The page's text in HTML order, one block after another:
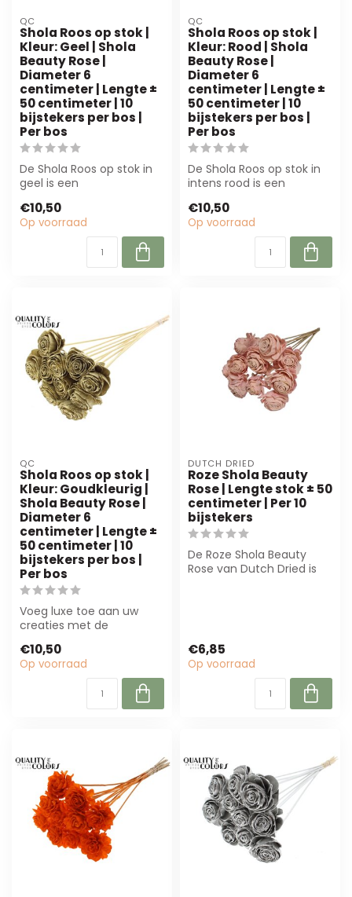
QC
Shola Roos op stok |
Kleur: Geel | Shola
Beauty Rose |
Diameter 6
centimeter | Lengte ±
50 centimeter | 10
bijstekers per bos |
Per bos
De Shola Roos op stok in
geel is een
kunstbloem van 50 cm.
Perfect ...
€10,50
Op voorraad
QC
Shola Roos op stok |
Kleur: Rood | Shola
Beauty Rose |
Diameter 6
centimeter | Lengte ±
50 centimeter | 10
bijstekers per bos |
Per bos
De Shola Roos op stok in
intens rood is een
van natuurlijk s...
€10,50
Op voorraad
QC
Shola Roos op stok |
Kleur: Goudkleurig |
Shola Beauty Rose |
Diameter 6
centimeter | Lengte ±
50 centimeter | 10
bijstekers per bos |
Per bos
Voeg luxe toe aan uw
creaties met de
Beauty Rose. Duurzaam,
o...
€10,50
Op voorraad
DUTCH DRIED
Roze Shola Beauty
Rose | Lengte stok ± 50
centimeter | Per 10
bijstekers
De Roze Shola Beauty
Rose van Dutch Dried is
€6,85
Op voorraad